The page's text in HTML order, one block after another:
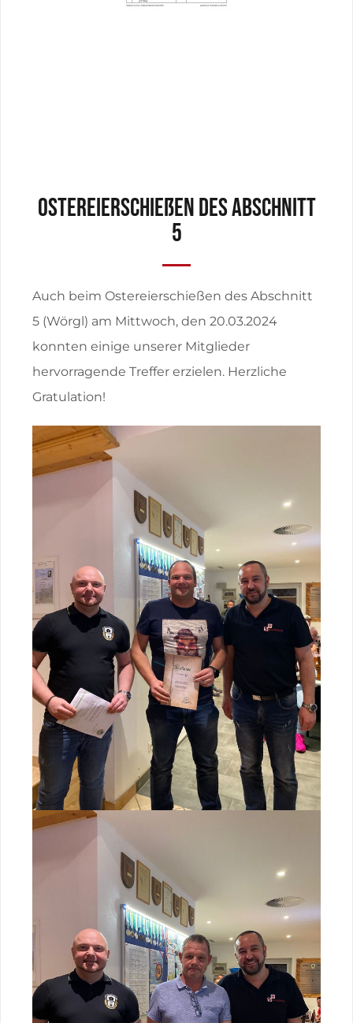
Ostereierschießen des Abschnitt
5
Auch beim Ostereierschießen des Abschnitt
5 (Wörgl) am Mittwoch, den 20.03.2024
konnten einige unserer Mitglieder
hervorragende Treffer erzielen. Herzliche
Gratulation!